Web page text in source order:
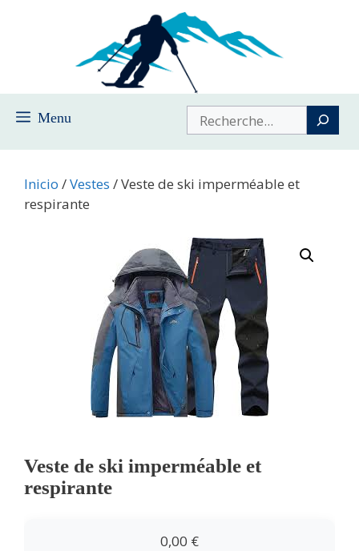
Menu Buscar
Inicio /Vestes / Veste de ski imperméable et
respirante
Veste de ski imperméable et
respirante
0,00 €